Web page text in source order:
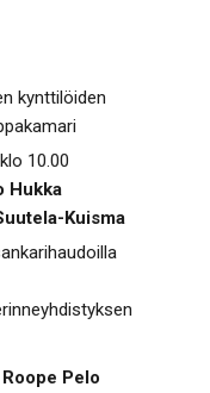
kynttilöiden
10.00
Hukka
Kuisma
Roope Pelo